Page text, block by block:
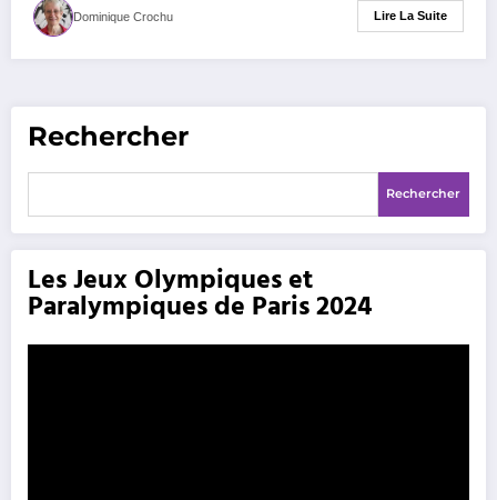
Dominique Crochu Lire La Suite
Rechercher
Rechercher
Les Jeux Olympiques et
Paralympiques de Paris 2024